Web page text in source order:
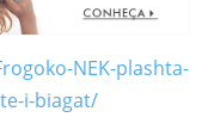
NEK-plashta-
i-biagat/